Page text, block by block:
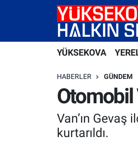
YÜKSEKOVA
HABERLER GÜNDEM
Otomobil
Van’ın
kurtarıldı.
Yüksekova Nöbetçi
Yüksekova Trafik Yoğunluk
Süper Lig Puan Durumu ve
Tüm Manşetler